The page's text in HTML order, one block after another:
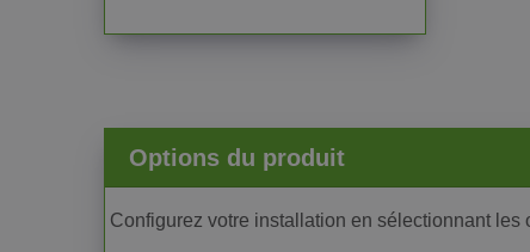
Options du produit
Configurez votre installation en sélectionnant les